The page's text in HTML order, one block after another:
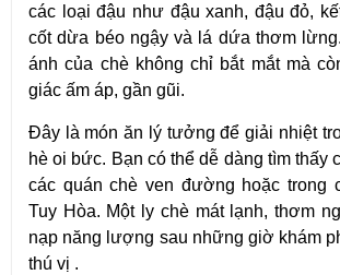
các loại đậu như đậu xanh, đậu đỏ,
cốt dừa béo ngậy và lá dứa thơm
ánh của chè không chỉ bắt mắt mà
giác ấm áp, gần gũi.
Đây là món ăn lý tưởng để giải nhiệt
hè oi bức. Bạn có thể dễ dàng tìm thấy
các quán chè ven đường hoặc trong
Tuy Hòa. Một ly chè mát lạnh, thơm
nạp năng lượng sau những giờ khám
thú vị .